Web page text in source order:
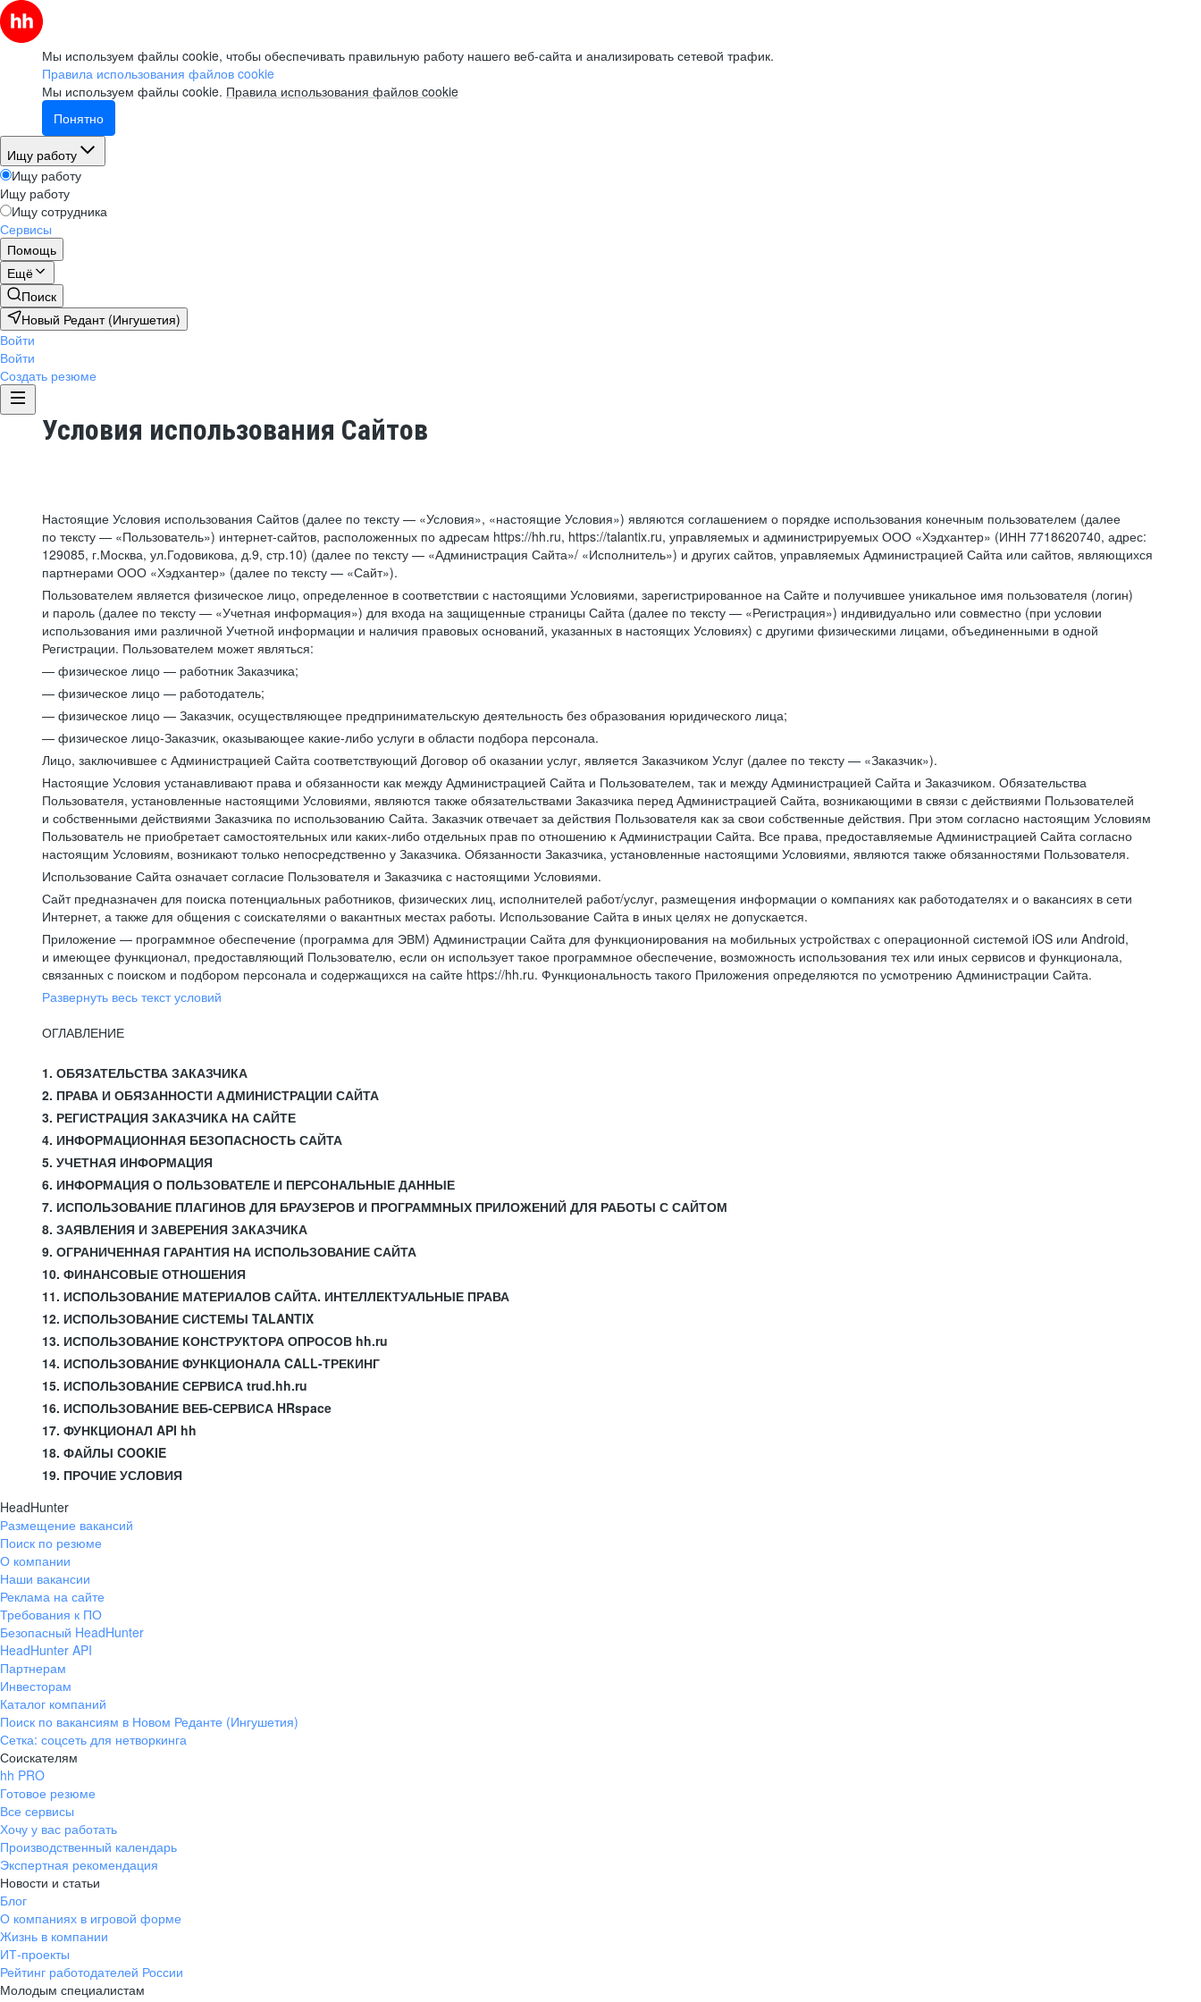
Мы используем файлы cookie, чтобы обеспечивать правильную работу нашего веб-сайта и анализировать сетевой трафик.
Правила использования файлов cookie
Мы используем файлы cookie. Правила использования файлов cookie
Понятно
Ищу работу
Ищу работу
Ищу работу
Ищу сотрудника
Сервисы
Помощь
Ещё
Поиск
Новый Редант (Ингушетия)
Войти
Войти
Создать резюме
Условия использования Сайтов
Настоящие Условия использования Сайтов (далее по тексту — «Условия», «настоящие Условия») являются соглашением о порядке использования конечным пользователем (далее
по тексту — «Пользователь») интернет-сайтов, расположенных по адресам https://hh.ru, https://talantix.ru, управляемых и администрируемых ООО «Хэдхантер» (ИНН 7718620740, адрес:
129085, г.Москва, ул.Годовикова, д.9, стр.10) (далее по тексту — «Администрация Сайта»/ «Исполнитель») и других сайтов, управляемых Администрацией Сайта или сайтов, являющихся
партнерами ООО «Хэдхантер» (далее по тексту — «Сайт»).
Пользователем является физическое лицо, определенное в соответствии с настоящими Условиями, зарегистрированное на Сайте и получившее уникальное имя пользователя (логин)
и пароль (далее по тексту — «Учетная информация») для входа на защищенные страницы Сайта (далее по тексту — «Регистрация») индивидуально или совместно (при условии
использования ими различной Учетной информации и наличия правовых оснований, указанных в настоящих Условиях) с другими физическими лицами, объединенными в одной
Регистрации. Пользователем может являться:
— физическое лицо — работник Заказчика;
— физическое лицо — работодатель;
— физическое лицо — Заказчик, осуществляющее предпринимательскую деятельность без образования юридического лица;
— физическое лицо-Заказчик, оказывающее какие-либо услуги в области подбора персонала.
Лицо, заключившее с Администрацией Сайта соответствующий Договор об оказании услуг, является Заказчиком Услуг (далее по тексту — «Заказчик»).
Настоящие Условия устанавливают права и обязанности как между Администрацией Сайта и Пользователем, так и между Администрацией Сайта и Заказчиком. Обязательства
Пользователя, установленные настоящими Условиями, являются также обязательствами Заказчика перед Администрацией Сайта, возникающими в связи с действиями Пользователей
и собственными действиями Заказчика по использованию Сайта. Заказчик отвечает за действия Пользователя как за свои собственные действия. При этом согласно настоящим Условиям
Пользователь не приобретает самостоятельных или каких-либо отдельных прав по отношению к Администрации Сайта. Все права, предоставляемые Администрацией Сайта согласно
настоящим Условиям, возникают только непосредственно у Заказчика. Обязанности Заказчика, установленные настоящими Условиями, являются также обязанностями Пользователя.
Использование Сайта означает согласие Пользователя и Заказчика с настоящими Условиями.
Сайт предназначен для поиска потенциальных работников, физических лиц, исполнителей работ/услуг, размещения информации о компаниях как работодателях и о вакансиях в сети
Интернет, а также для общения с соискателями о вакантных местах работы. Использование Сайта в иных целях не допускается.
Приложение — программное обеспечение (программа для ЭВМ) Администрации Сайта для функционирования на мобильных устройствах с операционной системой iOS или Android,
и имеющее функционал, предоставляющий Пользователю, если он использует такое программное обеспечение, возможность использования тех или иных сервисов и функционала,
связанных с поиском и подбором персонала и содержащихся на сайте https://hh.ru. Функциональность такого Приложения определяются по усмотрению Администрации Сайта.
Развернуть весь текст условий
ОГЛАВЛЕНИЕ
1. ОБЯЗАТЕЛЬСТВА ЗАКАЗЧИКА
2. ПРАВА И ОБЯЗАННОСТИ АДМИНИСТРАЦИИ САЙТА
3. РЕГИСТРАЦИЯ ЗАКАЗЧИКА НА САЙТЕ
4. ИНФОРМАЦИОННАЯ БЕЗОПАСНОСТЬ САЙТА
5. УЧЕТНАЯ ИНФОРМАЦИЯ
6. ИНФОРМАЦИЯ О ПОЛЬЗОВАТЕЛЕ И ПЕРСОНАЛЬНЫЕ ДАННЫЕ
7. ИСПОЛЬЗОВАНИЕ ПЛАГИНОВ ДЛЯ БРАУЗЕРОВ И ПРОГРАММНЫХ ПРИЛОЖЕНИЙ ДЛЯ РАБОТЫ С САЙТОМ
8. ЗАЯВЛЕНИЯ И ЗАВЕРЕНИЯ ЗАКАЗЧИКА
9. ОГРАНИЧЕННАЯ ГАРАНТИЯ НА ИСПОЛЬЗОВАНИЕ САЙТА
10. ФИНАНСОВЫЕ ОТНОШЕНИЯ
11. ИСПОЛЬЗОВАНИЕ МАТЕРИАЛОВ САЙТА. ИНТЕЛЛЕКТУАЛЬНЫЕ ПРАВА
12. ИСПОЛЬЗОВАНИЕ СИСТЕМЫ TALANTIX
13. ИСПОЛЬЗОВАНИЕ КОНСТРУКТОРА ОПРОСОВ hh.ru
14. ИСПОЛЬЗОВАНИЕ ФУНКЦИОНАЛА CALL-ТРЕКИНГ
15. ИСПОЛЬЗОВАНИЕ СЕРВИСА trud.hh.ru
16. ИСПОЛЬЗОВАНИЕ ВЕБ-СЕРВИСА HRspace
17. ФУНКЦИОНАЛ API hh
18. ФАЙЛЫ COOKIE
19. ПРОЧИЕ УСЛОВИЯ
HeadHunter
Размещение вакансий
Поиск по резюме
О компании
Наши вакансии
Реклама на сайте
Требования к ПО
Безопасный HeadHunter
HeadHunter API
Партнерам
Инвесторам
Каталог компаний
Поиск по вакансиям в Новом Реданте (Ингушетия)
Сетка: соцсеть для нетворкинга
Соискателям
hh PRO
Готовое резюме
Все сервисы
Хочу у вас работать
Производственный календарь
Экспертная рекомендация
Новости и статьи
Блог
О компаниях в игровой форме
Жизнь в компании
ИТ-проекты
Рейтинг работодателей России
Молодым специалистам